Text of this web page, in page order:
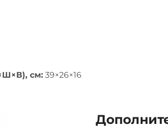
см: 39×26×16